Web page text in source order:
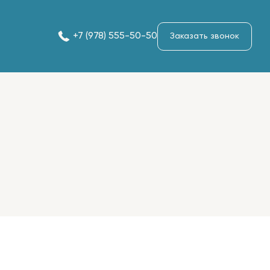
+7 (978) 555-50-50 Заказать звонок